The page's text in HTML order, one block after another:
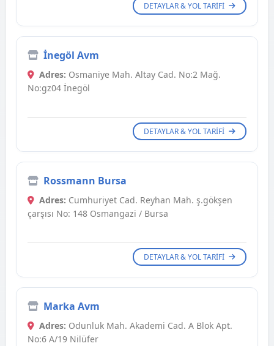
DETAYLAR & YOL TARIFI
İnegöl Avm
Adres: Osmaniye Mah. Altay Cad. No:2 Mağ.
No:gz04 İnegöl
DETAYLAR & YOL TARIFI
Rossmann Bursa
Adres: Cumhuriyet Cad. Reyhan Mah. ş.gökşen
çarşısı No: 148 Osmangazi / Bursa
DETAYLAR & YOL TARIFI
Marka Avm
Adres: Odunluk Mah. Akademi Cad. A Blok Apt.
No:6 A/19 Nilüfer